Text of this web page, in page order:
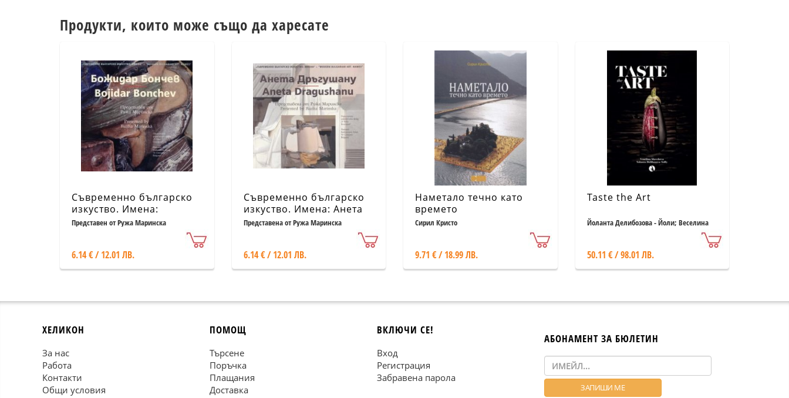
Продукти, които може също да харесате
Съвременно българско
изкуство. Имена:
Божидар Бончев
Представен от Ружа Маринска
6.14 € / 12.01 ЛВ.
Съвременно българско
изкуство. Имена: Анета
Дръгушано
Представена от Ружа Маринска
6.14 € / 12.01 ЛВ.
Наметало течно като
времето
Сирил Кристо
9.71 € / 18.99 ЛВ.
Taste the Art
Йоланта Делибозова - Йоли; Веселина
50.11 € / 98.01 ЛВ.
ХЕЛИКОН
За нас
Работа
Контакти
Общи условия
ПОМОЩ
Търсене
Поръчка
Плащания
Доставка
ВКЛЮЧИ СЕ!
Вход
Регистрация
Забравена парола
АБОНАМЕНТ ЗА БЮЛЕТИН